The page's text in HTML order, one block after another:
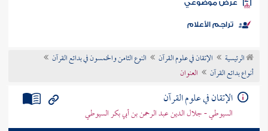
الكتب
موضوعي
تراجم الأعلام
الرئيسية الإتقان في علوم القرآن
النوع الثامن والخمسون في بدائع القرآن
أنواع بدائع القرآن
العنوان
الإتقان في علوم القرآن
السيوطي - جلال الدين عبد الرحمن بن أبي بكر السيوطي